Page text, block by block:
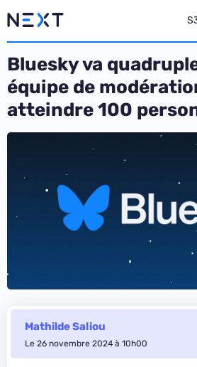
Bluesky va
équipe de
atteindre 100
Mathilde Saliou
Le 26 novembre 2024 à 10h00